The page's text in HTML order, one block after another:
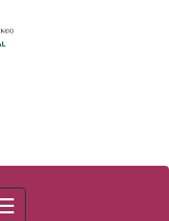
PAOT